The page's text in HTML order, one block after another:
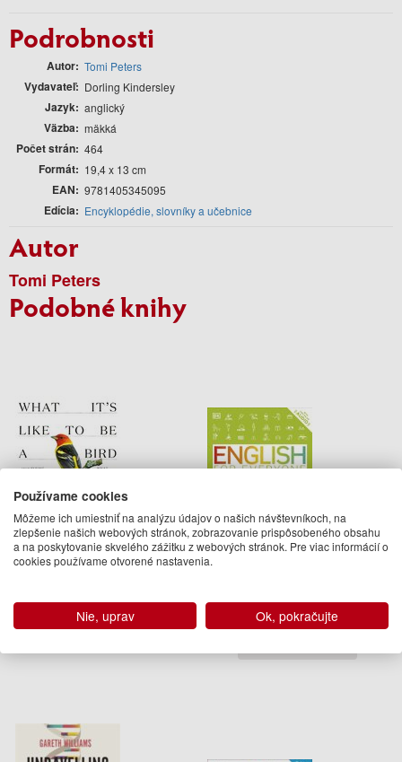
Podrobnosti
Autor Tomi Peters
Vydavateľ Dorling Kindersley
Jazyk anglický
Väzba mäkká
Počet strán 464
Formát 19,4 x 13 cm
EAN 9781405345095
Edícia Encyklopédie, slovníky a učebnice
Autor
Tomi Peters
Podobné knihy
What It's Like to be a Bird
40.50 €
Na sklade
English for Everyone
DK
16.95 €
Používame cookies
Môžeme ich umiestniť na analýzu údajov o našich návštevníkoch, na
zlepšenie našich webových stránok, zobrazovanie prispôsobeného obsahu
a na poskytovanie skvelého zážitku z webových stránok. Pre viac informácií o
cookies používame otvorené nastavenia.
Nie, uprav Ok, pokračujte